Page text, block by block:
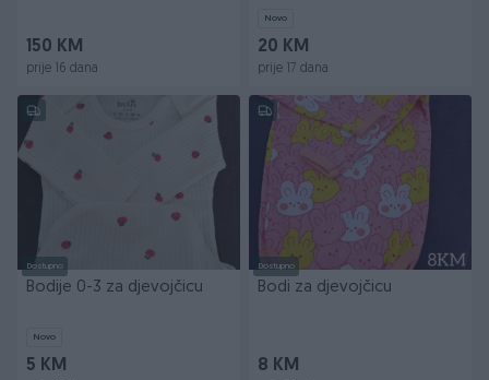
150 KM
prije 16 dana
Novo
20 KM
prije 17 dana
Dostupno
Bodije 0-3 za djevojčicu
Novo
5 KM
Dostupno
Bodi za djevojčicu
8 KM